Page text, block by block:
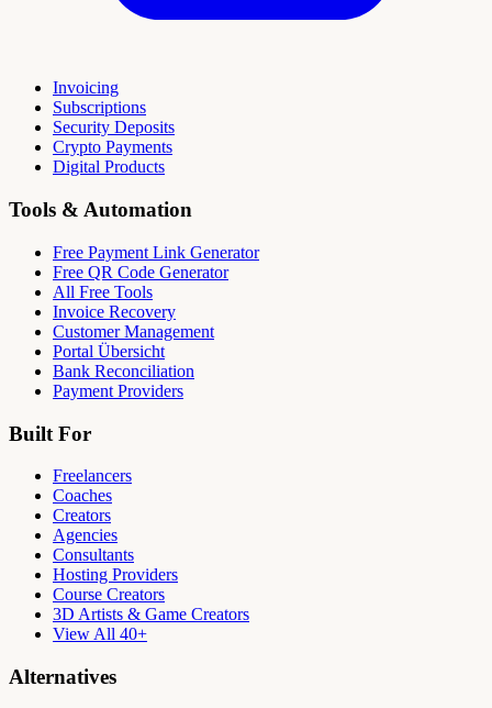
Invoicing
Subscriptions
Security Deposits
Crypto Payments
Digital Products
Tools & Automation
Free Payment Link Generator
Free QR Code Generator
All Free Tools
Invoice Recovery
Customer Management
Portal Übersicht
Bank Reconciliation
Payment Providers
Built For
Freelancers
Coaches
Creators
Agencies
Consultants
Hosting Providers
Course Creators
3D Artists & Game Creators
View All 40+
Alternatives